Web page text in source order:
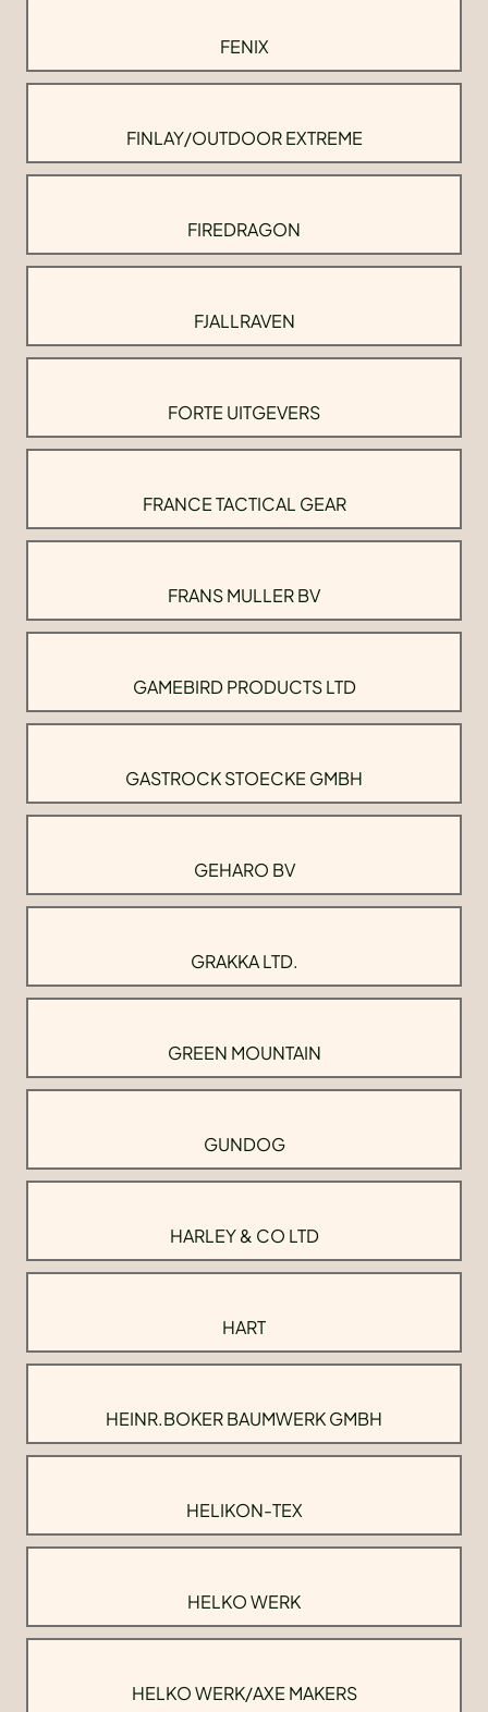
FENIX
FINLAY/OUTDOOR EXTREME
FIREDRAGON
FJALLRAVEN
FORTE UITGEVERS
FRANCE TACTICAL GEAR
FRANS MULLER BV
GAMEBIRD PRODUCTS LTD
GASTROCK STOECKE GMBH
GEHARO BV
GRAKKA LTD.
GREEN MOUNTAIN
GUNDOG
HARLEY & CO LTD
HART
HEINR.BOKER BAUMWERK GMBH
HELIKON-TEX
HELKO WERK
HELKO WERK/AXE MAKERS